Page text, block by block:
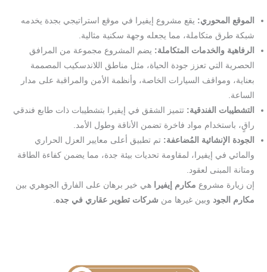
الموقع المحوري: يقع مشروع إيفيرا في موقع استراتيجي بجدة يخدمه
شبكة طرق متكاملة، مما يجعله وجهة سكنية مثالية.
الرفاهية والخدمات المتكاملة: يضم المشروع مجموعة من المرافق
الحصرية التي تعزز جودة الحياة، مثل مناطق اللاندسكيب المصممة
بعناية، ومواقف السيارات الخاصة، وأنظمة الأمن والمراقبة على مدار
الساعة.
التشطيبات الفندقية: تتميز الشقق في إيفيرا بتشطيبات ذات طابع فندقي
راقٍ، باستخدام مواد فاخرة تضمن الأناقة وطول الأمد.
الجودة الإنشائية المُضاعفة: تم تطبيق أعلى معايير العزل الحراري
والمائي في إيفيرا، لمقاومة تحديات بيئة جدة، مما يضمن كفاءة الطاقة
ومتانة المبنى لعقود.
إن زيارة مشروع مكارم إيفيرا
هي خير برهان على الفارق الجوهري بين
مكارم الجود وبين غيرها من شركات تطوير عقاري في جده